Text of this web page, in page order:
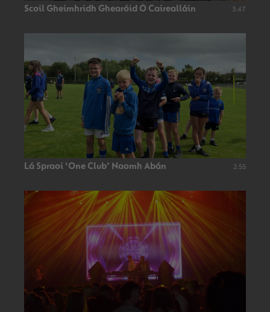
Scoil Gheimhridh Ghearóid Ó Cairealláin 3:47
Lá Spraoi ‘One Club’ Naomh Abán 2:55